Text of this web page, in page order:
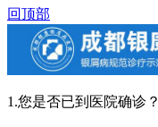
回顶部
1.您是否已到医院确诊？